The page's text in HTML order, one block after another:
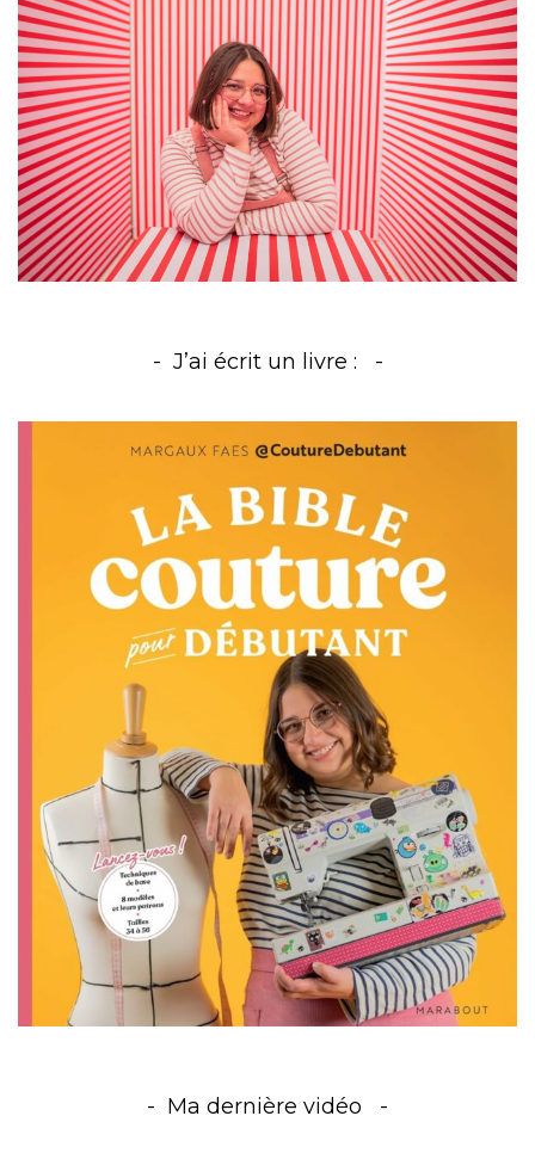
J’ai écrit un livre :
Ma dernière vidéo